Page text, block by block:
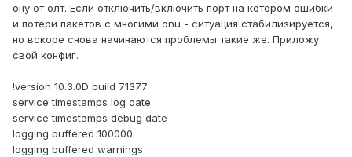
ону от олт. Если отключить/включить порт на котором ошибки
и потери пакетов с многими onu - ситуация стабилизируется,
но вскоре снова начинаются проблемы такие же. Приложу
свой конфиг.
!version 10.3.0D build 71377
service timestamps log date
service timestamps debug date
logging buffered 100000
logging buffered warnings